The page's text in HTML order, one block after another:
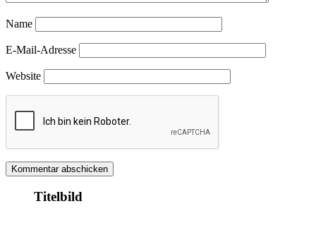
Name
E-Mail-Adresse
Website
Titelbild